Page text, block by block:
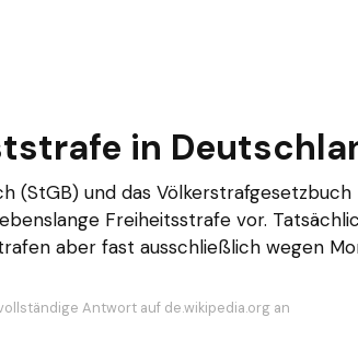
in
(StGB) und das Völkerstrafgesetzbuch
Freiheitsstrafe vor.
aber fast ausschließlich wegen
Antwort auf de.wikipedia.org an